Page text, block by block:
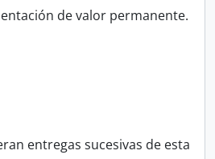
de valor permanente.
entregas sucesivas de esta